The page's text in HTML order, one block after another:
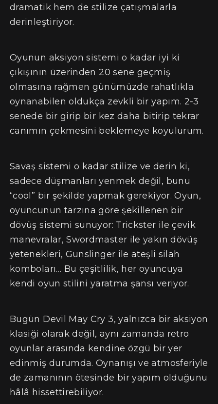
dramatik hem de stilize çatışmalarla
derinleştiriyor.
Oyunun aksiyon sistemi o kadar iyi ki
çıkışının üzerinden 20 sene geçmiş
olmasına rağmen günümüzde rahatlıkla
oynanabilen oldukça zevkli bir yapım. 2-3
senede bir girip bir kez daha bitirip tekrar
canımın çekmesini beklemeye koyulurum.
Savaş sistemi o kadar stilize ve derin ki,
sadece düşmanları yenmek değil, bunu
“cool” bir şekilde yapmak gerekiyor. Oyun,
oyuncunun tarzına göre şekillenen bir
dövüş sistemi sunuyor: Trickster ile çevik
manevralar, Swordmaster ile yakın dövüş
yetenekleri, Gunslinger ile ateşli silah
komboları… Bu çeşitlilik, her oyuncuya
kendi oyun stilini yaratma şansı veriyor.
Bugün Devil May Cry 3, yalnızca bir aksiyon
klasiği olarak değil, aynı zamanda retro
oyunlar arasında kendine özgü bir yer
edinmiş durumda. Oynanışı ve atmosferiyle
de zamanının ötesinde bir yapım olduğunu
hâlâ hissettirebiliyor.